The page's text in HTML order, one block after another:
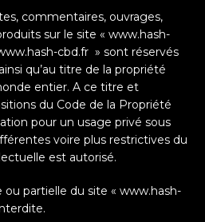
commentaires, ouvrages,
sur le site « www.hash-
cbd.fr » sont réservés
qu’au titre de la propriété
entier. A ce titre et
du Code de la Propriété
pour un usage privé sous
voire plus restrictives du
est autorisé.
partielle du site « www.hash-